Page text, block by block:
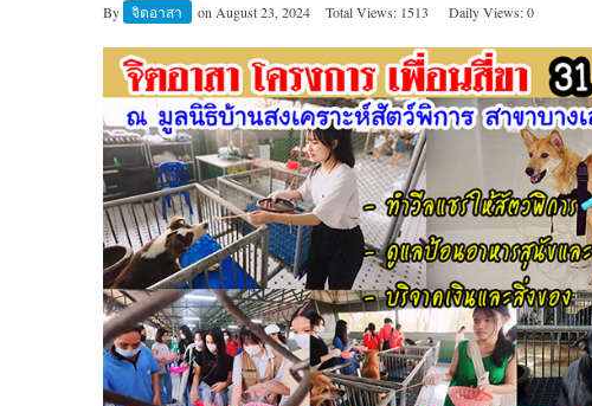
By จิตอาสา on August 23, 2024 Total Views: 1513 Daily Views: 0